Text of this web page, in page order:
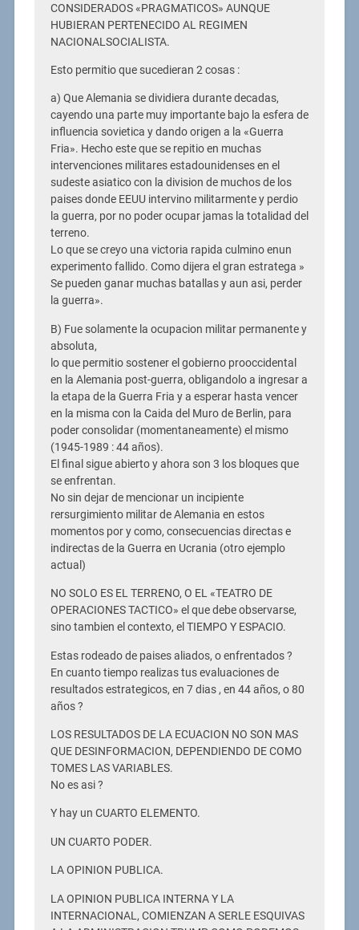
CONSIDERADOS «PRAGMATICOS» AUNQUE
HUBIERAN PERTENECIDO AL REGIMEN
NACIONALSOCIALISTA.
Esto permitio que sucedieran 2 cosas :
a) Que Alemania se dividiera durante decadas,
cayendo una parte muy importante bajo la esfera de
influencia sovietica y dando origen a la «Guerra
Fria». Hecho este que se repitio en muchas
intervenciones militares estadounidenses en el
sudeste asiatico con la division de muchos de los
paises donde EEUU intervino militarmente y perdio
la guerra, por no poder ocupar jamas la totalidad del
terreno.
Lo que se creyo una victoria rapida culmino enun
experimento fallido. Como dijera el gran estratega »
Se pueden ganar muchas batallas y aun asi, perder
la guerra».
B) Fue solamente la ocupacion militar permanente y
absoluta,
lo que permitio sostener el gobierno prooccidental
en la Alemania post-guerra, obligandolo a ingresar a
la etapa de la Guerra Fria y a esperar hasta vencer
en la misma con la Caida del Muro de Berlin, para
poder consolidar (momentaneamente) el mismo
(1945-1989 : 44 años).
El final sigue abierto y ahora son 3 los bloques que
se enfrentan.
No sin dejar de mencionar un incipiente
rersurgimiento militar de Alemania en estos
momentos por y como, consecuencias directas e
indirectas de la Guerra en Ucrania (otro ejemplo
actual)
NO SOLO ES EL TERRENO, O EL «TEATRO DE
OPERACIONES TACTICO» el que debe observarse,
sino tambien el contexto, el TIEMPO Y ESPACIO.
Estas rodeado de paises aliados, o enfrentados ?
En cuanto tiempo realizas tus evaluaciones de
resultados estrategicos, en 7 dias , en 44 años, o 80
años ?
LOS RESULTADOS DE LA ECUACION NO SON MAS
QUE DESINFORMACION, DEPENDIENDO DE COMO
TOMES LAS VARIABLES.
No es asi ?
Y hay un CUARTO ELEMENTO.
UN CUARTO PODER.
LA OPINION PUBLICA.
LA OPINION PUBLICA INTERNA Y LA
INTERNACIONAL, COMIENZAN A SERLE ESQUIVAS